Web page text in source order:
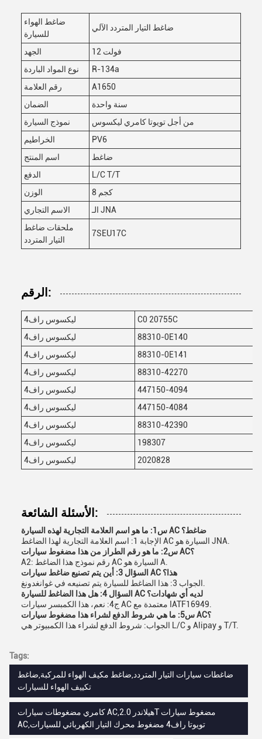
ضاغط الهواء
للسيارة
ضاغط التيار المتردد الآلي
الجهد
12 فولت
نوع المواد الباردة
R-134a
رقم العلامة
A1650
الضمان
سنة واحدة
نموذج السيارة
من أجل تويوتا كامري ليكسوس
الخراطيم
PV6
اسم المنتج
ضاغط
الدفع
L/C T/T
الوزن
8 كجم
الاسم التجاري
الـ JNA
ملحقات ضاغط
التيار المتردد
7SEU17C
الرقم:
ليكسوس راف4
C0 20755C
ليكسوس راف4
88310-0E140
ليكسوس راف4
88310-0E141
ليكسوس راف4
88310-42270
ليكسوس راف4
447150-4094
ليكسوس راف4
447150-4084
ليكسوس راف4
88310-42390
ليكسوس راف4
198307
ليكسوس راف4
2020828
الأسئلة الشائعة:
س1: ما هو اسم العلامة التجارية لهذه السيارة AC ضاغط؟
الإجابة 1: اسم العلامة التجارية لهذا الضاغط AC السيارة هو JNA.
س2: ما هو رقم الطراز من هذا مضغوط سيارات AC؟
A2: رقم نموذج هذا الضاغط AC السيارة هو A.
السؤال 3: أين يتم تصنيع ضاغط سيارات AC هذا؟
السؤال 4: هل هذا الضاغط للسيارة AC لديه أي شهادات؟
ج4: نعم، هذا الكمبسر سيارات AC معتمدة مع IATF16949.
س5: ما هي شروط الدفع لشراء هذا مضغوط سيارات AC؟
الجواب: شروط الدفع لشراء هذا الكمبيوتر هي L/C و Alipay و T/T.
Tags:
ضاغطات سيارات التيار المتردد,ضاغط مكيف الهواء للمركبة,ضاغط
تكييف الهواء للسيارات
كامري مضغوطات سيارات AC,هيلاندر 2.0T مضغوط سيارات
AC,تويوتا راف4 مضغوط محرك التيار الكهربائي للسيارات